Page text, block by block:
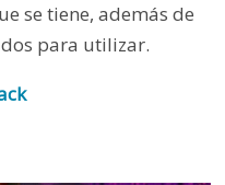
se tiene, además de
para utilizar.